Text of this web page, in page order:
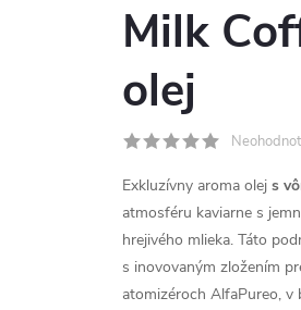
Milk
olej
Exkluzívny aroma olej s
atmosféru kaviarne s
hrejivého mlieka. Táto
s inovovaným zložením
atomizéroch AlfaPureo,